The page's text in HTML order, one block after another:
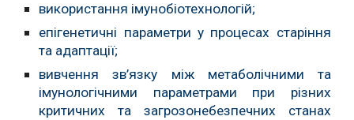
використання імунобіотехнологій;
епігенетичні параметри у процесах старіння
та адаптації;
вивчення зв’язку між метаболічними та
імунологічними параметрами при різних
критичних та загрозонебезпечних станах